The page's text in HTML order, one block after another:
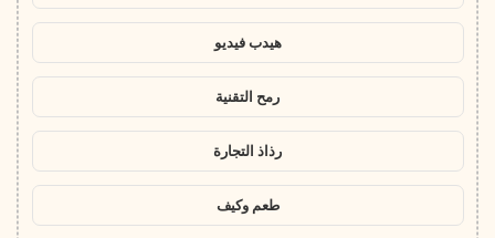
هيدب فيديو
رمح التقنية
رذاذ التجارة
طعم وكيف